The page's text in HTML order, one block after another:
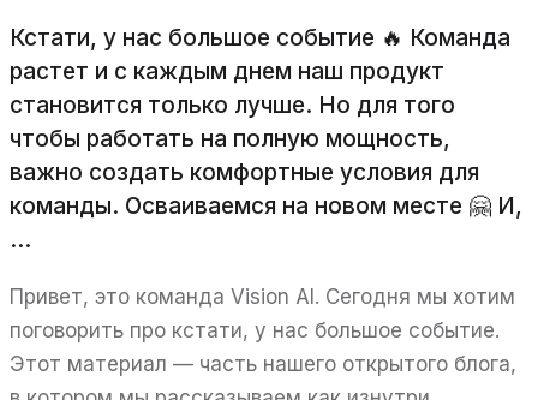
Кстати, у нас большое событие 🔥 Команда
растет и с каждым днем наш продукт
становится только лучше. Но для того
чтобы работать на полную мощность,
важно создать комфортные условия для
команды. Осваиваемся на новом месте 🤗 И,
...
Привет, это команда Vision AI. Сегодня мы хотим
поговорить про кстати, у нас большое событие.
Этот материал — часть нашего открытого блога,